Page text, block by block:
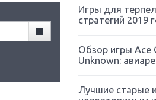
Игры для
стратегий 2019
Обзор игры Ace
Unknown:
Лучшие старые